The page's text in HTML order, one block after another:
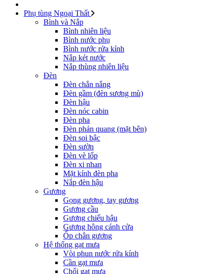
Phụ tùng Ngoại Thất
Bình và Nắp
Bình nhiên liệu
Bình nước phụ
Bình nước rửa kính
Nắp két nước
Nắp thùng nhiên liệu
Đèn
Đèn chắn nắng
Đèn gầm (đèn sương mù)
Đèn hậu
Đèn nóc cabin
Đèn pha
Đèn phản quang (mặt bên)
Đèn soi bậc
Đèn sườn
Đèn vè lốp
Đèn xi nhan
Mặt kính đèn pha
Nắp đèn hậu
Gương
Gọng gương, tay gương
Gương cầu
Gương chiếu hậu
Gương hông cánh cửa
Ốp chân gương
Hệ thống gạt mưa
Vòi phun nước rửa kính
Cần gạt mưa
Chổi gạt mưa